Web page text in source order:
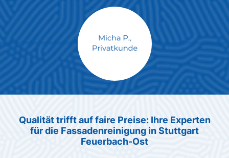
Max Mustermann
Qualität trifft auf faire Preise: Ihre Experten
für die Fassadenreinigung in Stuttgart
Feuerbach-Ost